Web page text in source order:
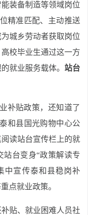
装备制造等领域岗位
精准匹配、主动推送
城乡劳动者获取岗位
校毕业生通过这一方
就业服务载体。 站台
补贴政策，还知道了
和县国光购物中心公
读站台宣传栏上的就
站台变身“政策解读专
中宣传泰和县稳岗补
点就业政策。
贴、就业困难人员社